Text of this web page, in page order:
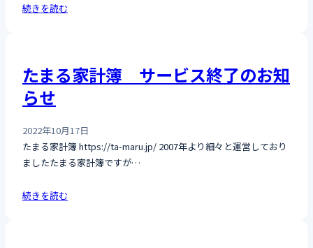
続きを読む
たまる家計簿 サービス終了のお知
らせ
2022年10月17日
たまる家計簿 https://ta-maru.jp/ 2007年より細々と運営しており
ましたたまる家計簿ですが…
続きを読む